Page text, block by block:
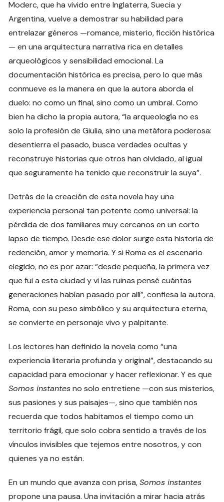
Moderc, que ha vivido entre Inglaterra, Suecia y
Argentina, vuelve a demostrar su habilidad para
entrelazar géneros —romance, misterio, ficción histórica
— en una arquitectura narrativa rica en detalles
arqueológicos y sensibilidad emocional. La
documentación histórica es precisa, pero lo que más
conmueve es la manera en que la autora aborda el
duelo: no como un final, sino como un umbral. Como
bien ha dicho la propia autora, “la arqueología no es
solo la profesión de Giulia, sino una metáfora poderosa:
desentierra el pasado, busca verdades ocultas y
reconstruye historias que otros han olvidado, al igual
que seguramente ha tenido que reconstruir la suya”.
Detrás de la creación de esta novela hay una
experiencia personal tan potente como universal: la
pérdida de dos familiares muy cercanos en un corto
lapso de tiempo. Desde ese dolor surge esta historia de
redención, amor y memoria. Y si Roma es el escenario
elegido, no es por azar: “desde pequeña, la primera vez
que fui a esta ciudad y vi las ruinas pensé cuántas
generaciones habían pasado por allí”, confiesa la autora.
Roma, con su peso simbólico y su arquitectura eterna,
se convierte en personaje vivo y palpitante.
Los lectores han definido la novela como “una
experiencia literaria profunda y original”, destacando su
capacidad para emocionar y hacer reflexionar. Y es que
Somos instantesno solo entretiene —con sus misterios,
sus pasiones y sus paisajes—, sino que también nos
recuerda que todos habitamos el tiempo como un
territorio frágil, que solo cobra sentido a través de los
vínculos invisibles que tejemos entre nosotros, y con
quienes ya no están.
En un mundo que avanza con prisa,Somos instantes
propone una pausa. Una invitación a mirar hacia atrás